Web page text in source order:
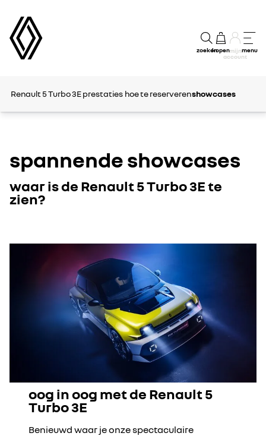
zoekenkopenmijn
account
menu
Renault 5 Turbo 3E prestaties hoe te reserverenshowcases
spannende showcases
waar is de Renault 5 Turbo 3E te
zien?
oog in oog met de Renault 5
Turbo 3E
Benieuwd waar je onze spectaculaire